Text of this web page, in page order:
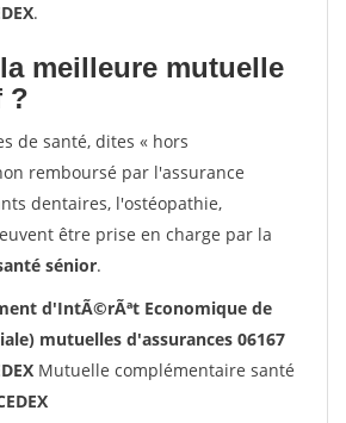
.
meilleure mutuelle
?
de santé, dites « hors
remboursé par l'assurance
dentaires, l'ostéopathie,
être prise en charge par la
sénior.
d'IntÃ©rÃªt Economique de
mutuelles d'assurances 06167
Mutuelle complémentaire santé